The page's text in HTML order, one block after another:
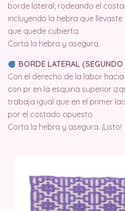
borde lateral, rodeando el
incluyendo la hebra que
que quede cubierta.
Corta la hebra y asegura.
BORDE LATERAL
Con el derecho de la labor hacia
con pr en la esquina superior
trabaja igual que en el primer
por el costado opuesto.
Corta la hebra y asegura. ¡Listo!